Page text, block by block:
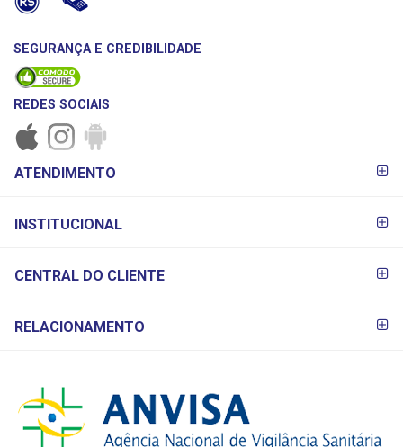
SEGURANÇA E CREDIBILIDADE
REDES SOCIAIS
PAGAMENTO
ATENDIMENTO
INSTITUCIONAL
CENTRAL DO CLIENTE
RELACIONAMENTO